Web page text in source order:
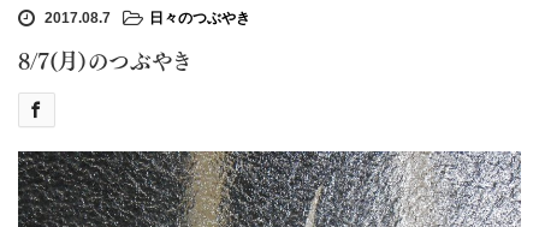
o
n
2017.08.7 日々のつぶやき
8/7(月）のつぶやき